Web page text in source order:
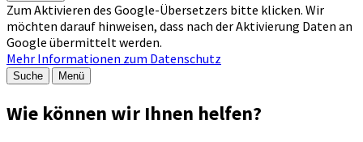
Zum Aktivieren des Google-Übersetzers bitte klicken. Wir
möchten darauf hinweisen, dass nach der Aktivierung Daten an
Google übermittelt werden.
Mehr Informationen zum Datenschutz
Suche Menü
Wie können wir Ihnen helfen?